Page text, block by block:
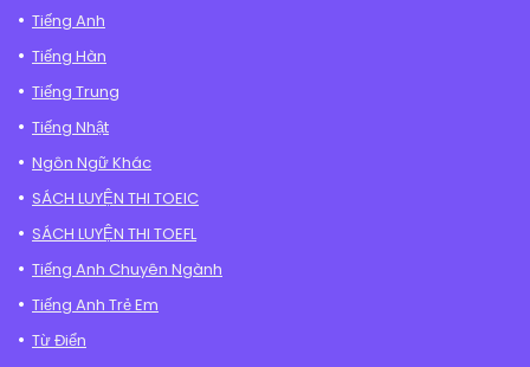
Tiếng Anh
Tiếng Hàn
Tiếng Trung
Tiếng Nhật
Ngôn Ngữ Khác
SÁCH LUYỆN THI TOEIC
SÁCH LUYỆN THI TOEFL
Tiếng Anh Chuyên Ngành
Tiếng Anh Trẻ Em
Từ Điển